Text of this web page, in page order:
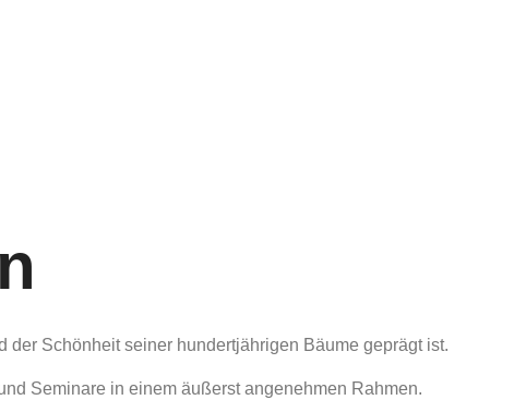
der Schönheit seiner hundertjährigen Bäume geprägt ist.
Seminare in einem äußerst angenehmen Rahmen.